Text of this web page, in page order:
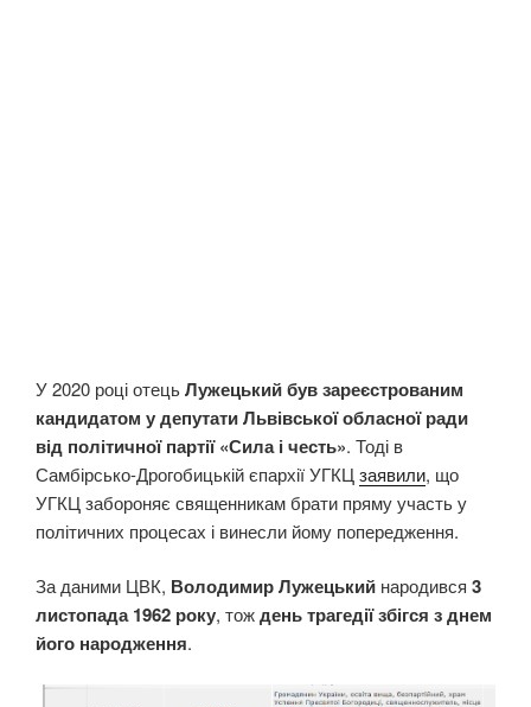
У 2020 році отецьЛужецький був зареєстрованим
кандидатом у депутати Львівської обласної ради
від політичної партії «Сила і честь». Тоді в
Самбірсько-Дрогобицькій єпархії УГКЦ заявили, що
УГКЦ забороняє священникам брати пряму участь у
політичних процесах і винесли йому попередження.
За даними ЦВК, Володимир Лужецький народився 3
листопада 1962 року, тождень трагедії збігся з днем
його народження.